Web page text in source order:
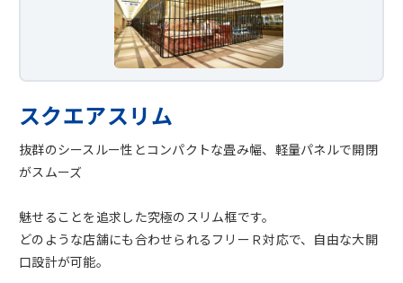
スクエアスリム
抜群のシースルー性とコンパクトな畳み幅、軽量パネルで開閉
がスムーズ
魅せることを追求した究極のスリム框です。
どのような店舗にも合わせられるフリーＲ対応で、自由な大開
口設計が可能。